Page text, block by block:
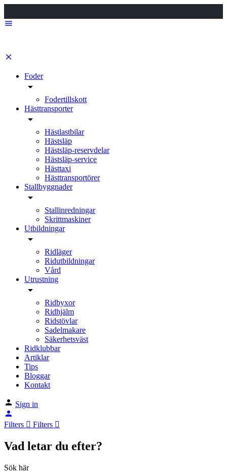
Foder
Fodertillskott
Hästtransporter
Hästlastbilar
Hästsläp
Hästsläp-reservdelar
Hästsläp-service
Hästtaxi
Hästtransportörer
Stallbyggnader
Stallinredningar
Skrittmaskiner
Utbildningar
Ridläger
Ridutbildningar
Vård
Utrustning
Ridbyxor
Ridhjälm
Ridstövlar
Sadelmakare
Säkerhetsväst
Ridklubbar
Artiklar
Tips
Bloggar
Kontakt
Sign in
Filters Filters
Vad letar du efter?
Sök här